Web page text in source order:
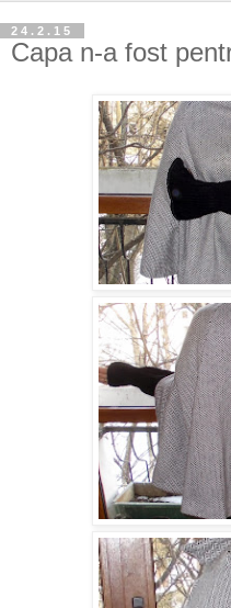
24.2.15
Capa n-a fost